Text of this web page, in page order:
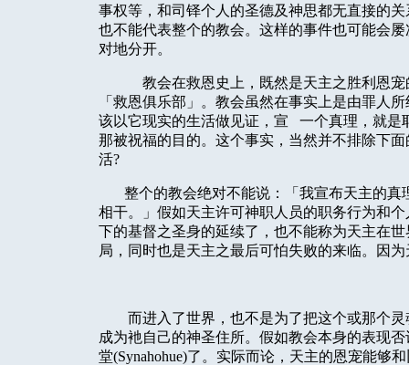
事权等，和司铎个人的圣德及神思都无直接的
也不能代表整个的教会。这样的事件也可能会
对地分开。
教会在救恩史上，既然是天主之胜利恩
「救恩俱乐部」。教会虽然在事实上是由罪人
该以它现实的生活做见证，宣
一个真理，就是
那被祝福的目的。这个事实，当然并不排除下
活?
整个的教会绝对不能说：「我宣布天主的
相干。」假如天主许可神职人员的职务行为和
下的基督之圣身的延续了，也不能称为天主在
局，同时也是天主之最后可怕失败的来临。因
而进入了世界，也不是为了把这个或那个
成为衪自己的神圣住所。假如教会本身的表现
堂(Synahohue)了。实际而论，天主的恩宠能够